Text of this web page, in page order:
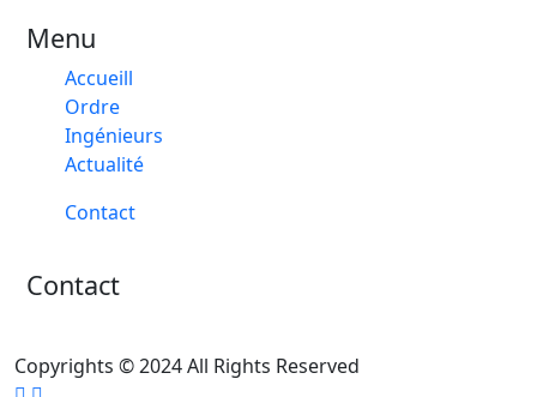
Menu
Accueill
Ordre
Ingénieurs
Actualité
Contact
Contact
Copyrights © 2024 All Rights Reserved